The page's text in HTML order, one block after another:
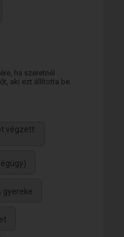
ha szeretnél
aki ezt állította be.
végzett
gyereke